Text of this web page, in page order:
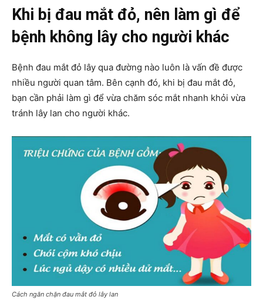
Khi bị đau mắt đỏ, nên làm gì để
bệnh không lây cho người khác
Bệnh đau mắt đỏ lây qua đường nào luôn là vấn đề được
nhiều người quan tâm. Bên cạnh đó, khi bị đau mắt đỏ,
bạn cần phải làm gì để vừa chăm sóc mắt nhanh khỏi vừa
tránh lây lan cho người khác.
Cách ngăn chặn đau mắt đỏ lây lan